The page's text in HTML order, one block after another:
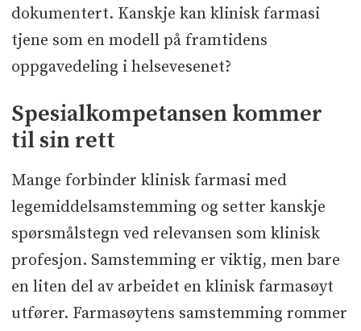
dokumentert. Kanskje kan klinisk farmasi
tjene som en modell på framtidens
oppgavedeling i helsevesenet?
Spesialkompetansen kommer
til sin rett
Mange forbinder klinisk farmasi med
legemiddelsamstemming og setter kanskje
spørsmålstegn ved relevansen som klinisk
profesjon. Samstemming er viktig, men bare
en liten del av arbeidet en klinisk farmasøyt
utfører. Farmasøytens samstemming rommer